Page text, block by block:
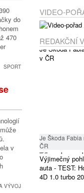
do
470
SPORT
v
VÝVOJ
VIDEO-
REDAKČNÍ
Je Škoda
ČR